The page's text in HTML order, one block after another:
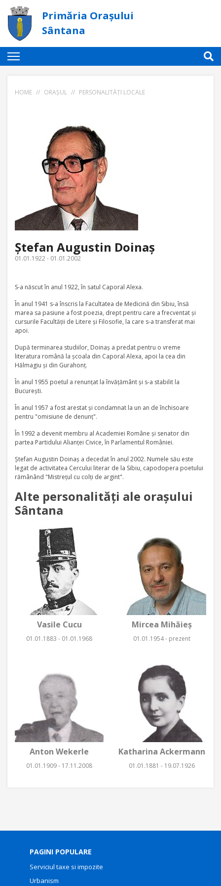
Primăria Orașului
Sântana
HOME // ORAȘUL // PERSONALITĂȚI LOCALE
Ştefan Augustin Doinaş
01.01.1922 - 01.01.2002
S-a născut în anul 1922, în satul Caporal Alexa.
În anul 1941 s-a înscris la Facultatea de Medicină din Sibiu, însă
marea sa pasiune a fost poezia, drept pentru care a frecventat şi
cursurile Facultăţii de Litere şi Filosofie, la care s-a transferat mai
apoi.
După terminarea studiilor, Doinaş a predat pentru o vreme
literatura română la şcoala din Caporal Alexa, apoi la cea din
Hălmagiu şi din Gurahonţ.
În anul 1955 poetul a renunţat la învăţământ şi s-a stabilit la
Bucureşti.
În anul 1957 a fost arestat şi condamnat la un an de închisoare
pentru "omisiune de denunţ".
În 1992 a devenit membru al Academiei Române şi senator din
partea Partidului Alianţei Civice, în Parlamentul României.
Ştefan Augustin Doinaş a decedat în anul 2002. Numele său este
legat de activitatea Cercului literar de la Sibiu, capodopera poetului
rămânând "Mistreţul cu colţi de argint".
Alte personalităţi ale oraşului
Sântana
Vasile Cucu
01.01.1883 - 01.01.1968
Mircea Mihăieş
01.01.1954 - prezent
Anton Wekerle
01.01.1909 - 17.11.2008
Katharina Ackermann
01.01.1881 - 19.07.1926
PAGINI POPULARE
Serviciul taxe si impozite
Urbanism